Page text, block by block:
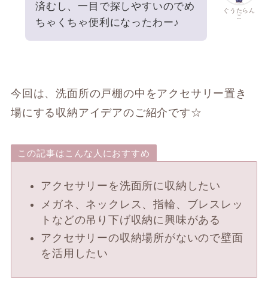
ぐうたらん
こ
済むし、一目で探しやすいのでめ
ちゃくちゃ便利になったわー♪
今回は、洗面所の戸棚の中をアクセサリー置き
場にする収納アイデアのご紹介です☆
この記事はこんな人におすすめ
アクセサリーを洗面所に収納したい
メガネ、ネックレス、指輪、ブレスレッ
トなどの吊り下げ収納に興味がある
アクセサリーの収納場所がないので壁面
を活用したい